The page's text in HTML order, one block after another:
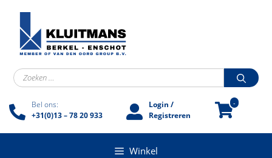
inhoud
Zoek
naar:
Bel ons:
+31(0)13 – 78 20 933
Login /
Registreren
-
Winkel